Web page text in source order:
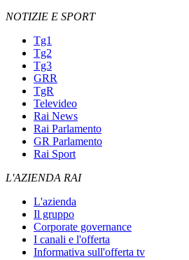
NOTIZIE E SPORT
Tg1
Tg2
Tg3
GRR
TgR
Televideo
Rai News
Rai Parlamento
GR Parlamento
Rai Sport
L'AZIENDA RAI
L'azienda
Il gruppo
Corporate governance
I canali e l'offerta
Informativa sull'offerta tv